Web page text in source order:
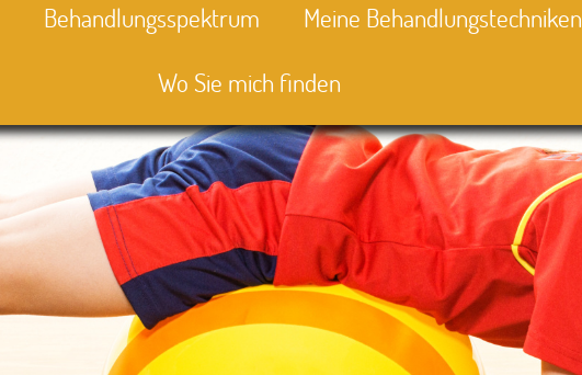
Behandlungsspektrum Meine Behandlungstechniken
Wo Sie mich finden